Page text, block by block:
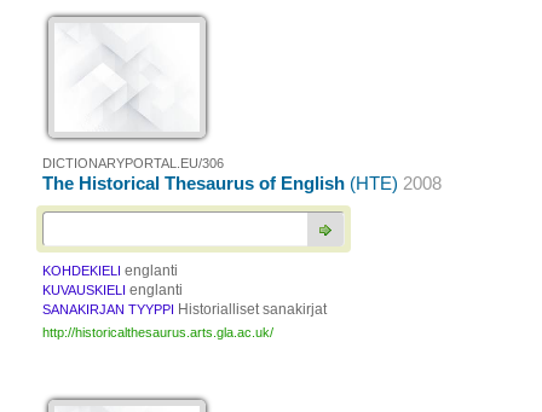
DICTIONARYPORTAL.EU/306
The Historical Thesaurus of English (HTE) 2008
KOHDEKIELI englanti
KUVAUSKIELI englanti
SANAKIRJAN TYYPPI Historialliset sanakirjat
http://historicalthesaurus.arts.gla.ac.uk/